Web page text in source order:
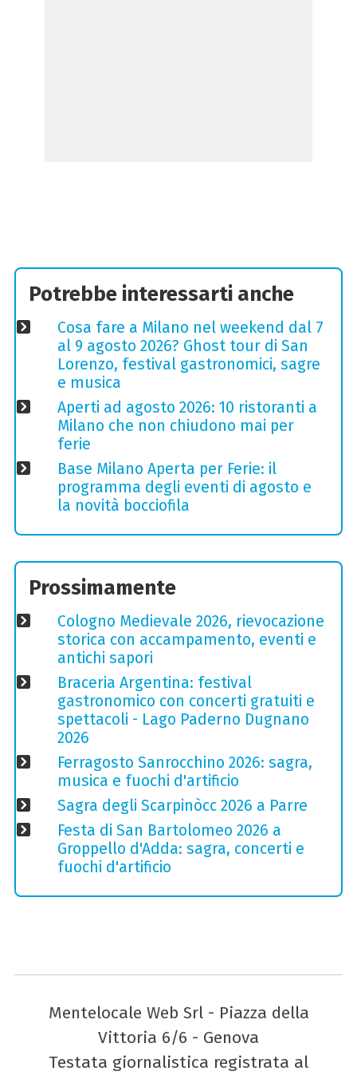
Potrebbe interessarti anche
Cosa fare a Milano nel weekend dal 7
al 9 agosto 2026? Ghost tour di San
Lorenzo, festival gastronomici, sagre
e musica
Aperti ad agosto 2026: 10 ristoranti a
Milano che non chiudono mai per
ferie
Base Milano Aperta per Ferie: il
programma degli eventi di agosto e
la novità bocciofila
Prossimamente
Cologno Medievale 2026, rievocazione
storica con accampamento, eventi e
antichi sapori
Braceria Argentina: festival
gastronomico con concerti gratuiti e
spettacoli - Lago Paderno Dugnano
2026
Ferragosto Sanrocchino 2026: sagra,
musica e fuochi d'artificio
Sagra degli Scarpinòcc 2026 a Parre
Festa di San Bartolomeo 2026 a
Groppello d'Adda: sagra, concerti e
fuochi d'artificio
Mentelocale Web Srl - Piazza della
Vittoria 6/6 - Genova
Testata giornalistica registrata al